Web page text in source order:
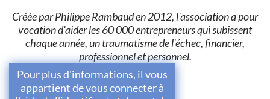
Créée par Philippe Rambaud en 2012, l'association a pour
vocation d'aider les 60 000 entrepreneurs qui subissent
chaque année, un traumatisme de l'échec, financier,
professionnel et personnel.
Pour plus d'informations, il vous
appartient de vous connecter à